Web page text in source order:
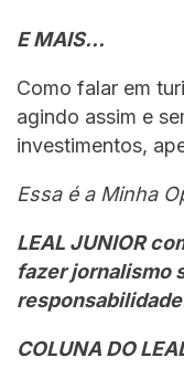
E MAIS…
Como falar em
agindo assim e
investimentos,
Essa é a Minha
LEAL JUNIOR
fazer jornalismo
COLUNA DO